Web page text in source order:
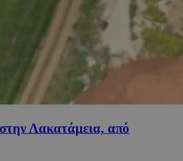
Λακατάμεια, από